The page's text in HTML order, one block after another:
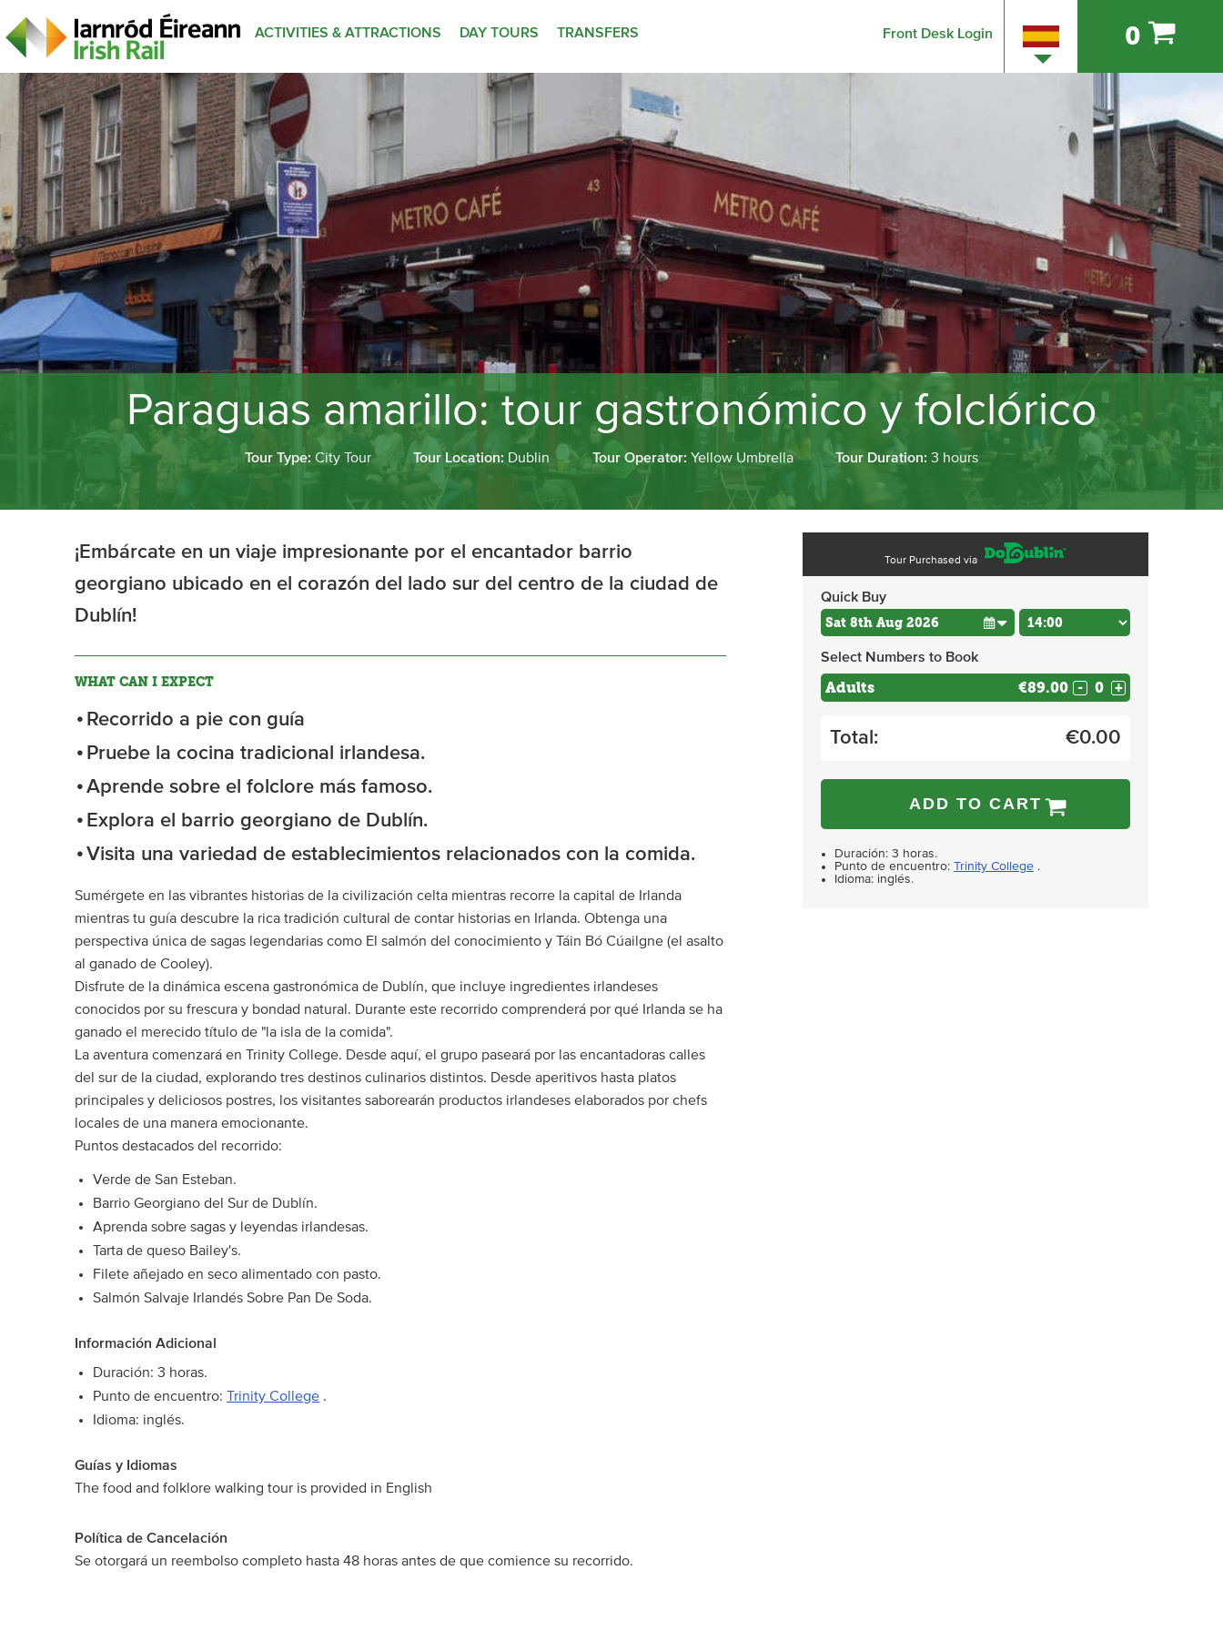
ACTIVITIES & ATTRACTIONS DAY TOURS TRANSFERS Front Desk Login 0
Paraguas amarillo: tour gastronómico y folclórico
Tour Type: City Tour Tour Location: Dublin Tour Operator: Yellow Umbrella Tour Duration:3 hours
¡Embárcate en un viaje impresionante por el encantador barrio
georgiano ubicado en el corazón del lado sur del centro de la ciudad de
Dublín!
WHAT CAN I EXPECT
Recorrido a pie con guía
Pruebe la cocina tradicional irlandesa.
Aprende sobre el folclore más famoso.
Explora el barrio georgiano de Dublín.
Visita una variedad de establecimientos relacionados con la comida.
Sumérgete en las vibrantes historias de la civilización celta mientras recorre la capital de Irlanda
mientras tu guía descubre la rica tradición cultural de contar historias en Irlanda. Obtenga una
perspectiva única de sagas legendarias como El salmón del conocimiento y Táin Bó Cúailgne (el asalto
al ganado de Cooley).
Disfrute de la dinámica escena gastronómica de Dublín, que incluye ingredientes irlandeses
conocidos por su frescura y bondad natural. Durante este recorrido comprenderá por qué Irlanda se ha
ganado el merecido título de "la isla de la comida".
La aventura comenzará en Trinity College. Desde aquí, el grupo paseará por las encantadoras calles
del sur de la ciudad, explorando tres destinos culinarios distintos. Desde aperitivos hasta platos
principales y deliciosos postres, los visitantes saborearán productos irlandeses elaborados por chefs
locales de una manera emocionante.
Puntos destacados del recorrido:
Verde de San Esteban.
Barrio Georgiano del Sur de Dublín.
Aprenda sobre sagas y leyendas irlandesas.
Tarta de queso Bailey's.
Filete añejado en seco alimentado con pasto.
Salmón Salvaje Irlandés Sobre Pan De Soda.
Información Adicional
Duración: 3 horas.
Punto de encuentro: Trinity College .
Idioma: inglés.
Guías y Idiomas
The food and folklore walking tour is provided in English
Política de Cancelación
Se otorgará un reembolso completo hasta 48 horas antes de que comience su recorrido.
Tour Purchased via
Quick Buy
Select Numbers to Book
Adults €89.00 - +
Total: €0.00
ADD TO CART
Duración: 3 horas.
Punto de encuentro: Trinity College .
Idioma: inglés.